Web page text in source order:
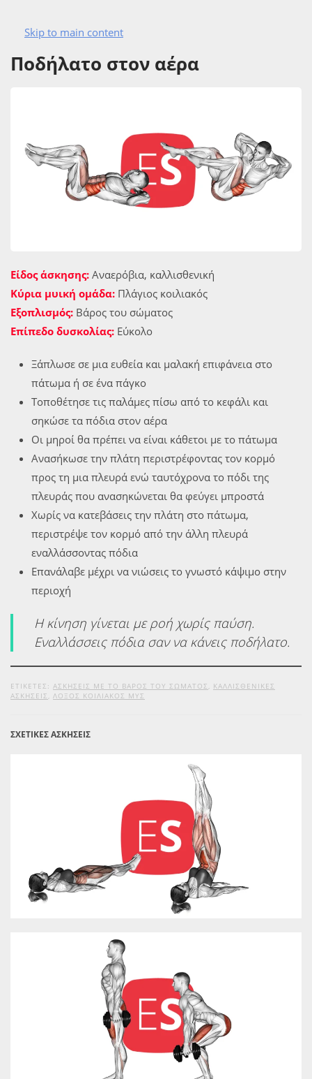
Skip to main content
ΑΣΚΗΣΙΟΛΟΓΙΟ ΚΟΙΛΙΑΚΟΙ
Ποδήλατο στον αέρα
Είδος άσκησης: Αναερόβια, καλλισθενική
Κύρια μυική ομάδα: Πλάγιος κοιλιακός
Εξοπλισμός: Βάρος του σώματος
Επίπεδο δυσκολίας: Εύκολο
Ξάπλωσε σε μια ευθεία και μαλακή επιφάνεια στο
πάτωμα ή σε ένα πάγκο
Τοποθέτησε τις παλάμες πίσω από το κεφάλι και
σηκώσε τα πόδια στον αέρα
Οι μηροί θα πρέπει να είναι κάθετοι με το πάτωμα
Ανασήκωσε την πλάτη περιστρέφοντας τον κορμό
προς τη μια πλευρά ενώ ταυτόχρονα το πόδι της
πλευράς που ανασηκώνεται θα φεύγει μπροστά
Χωρίς να κατεβάσεις την πλάτη στο πάτωμα,
περιστρέψε τον κορμό από την άλλη πλευρά
εναλλάσσοντας πόδια
Επανάλαβε μέχρι να νιώσεις το γνωστό κάψιμο στην
περιοχή
Η κίνηση γίνεται με ροή χωρίς παύση.
Εναλλάσσεις πόδια σαν να κάνεις ποδήλατο.
ΕΤΙΚΕΤΕΣ: ΑΣΚΉΣΕΙΣ ΜΕ ΤΟ ΒΆΡΟΣ ΤΟΥ ΣΏΜΑΤΟΣ , ΚΑΛΛΙΣΘΕΝΙΚΈΣ
ΑΣΚΉΣΕΙΣ , ΛΟΞΌΣ ΚΟΙΛΙΑΚΌΣ ΜΥΣ
ΣΧΕΤΙΚΕΣ ΑΣΚΗΣΕΙΣ